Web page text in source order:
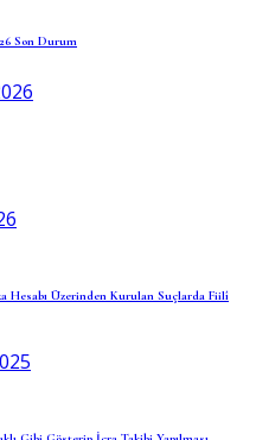
Son Durum
Hesabı Üzerinden Kurulan Suçlarda Fiilî